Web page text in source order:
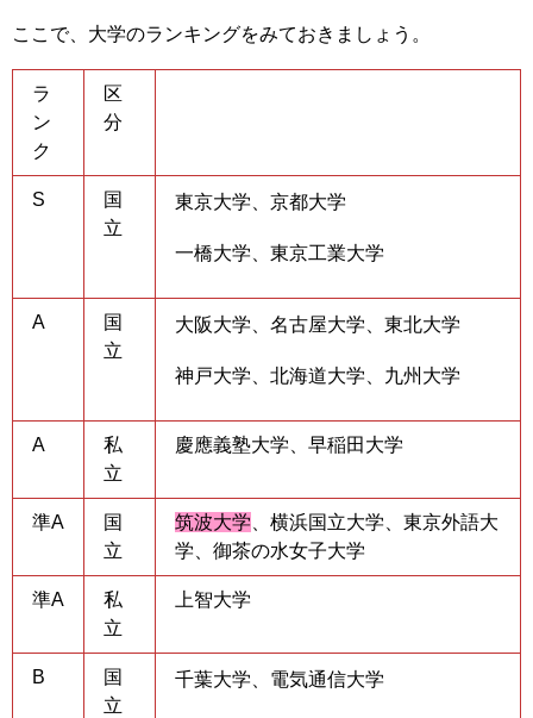
ここで、大学のランキングをみておきましょう。
ラ
ン
ク
区
分
S
国
立
東京大学、京都大学
一橋大学、東京工業大学
A
国
立
大阪大学、名古屋大学、東北大学
神戸大学、北海道大学、九州大学
A
私
立
慶應義塾大学、早稲田大学
準A
国
立
筑波大学 、横浜国立大学、東京外語大
学、御茶の水女子大学
準A
私
立
上智大学
B
国
立
千葉大学、電気通信大学